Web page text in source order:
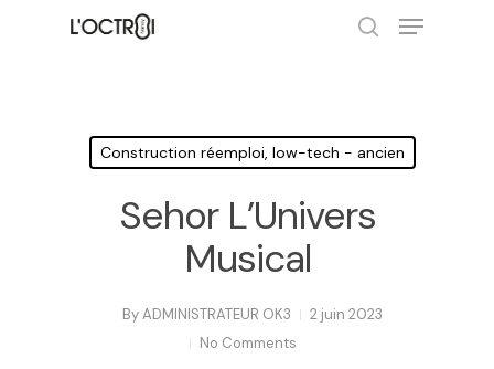
Hit enter to search or ESC to close
Construction réemploi, low-tech - ancien
Sehor L’Univers
Musical
ByADMINISTRATEUR OK3
2 juin 2023
No Comments